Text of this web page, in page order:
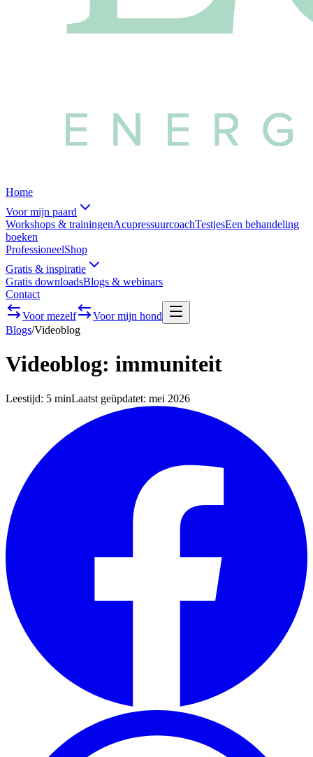
Home
Voor mijn paard
Workshops & trainingenAcupressuurcoachTestjesEen behandeling
boeken
ProfessioneelShop
Gratis & inspiratie
Gratis downloadsBlogs & webinars
Contact
Voor mezelf
Voor mijn hond
Blogs/Videoblog
Videoblog: immuniteit
Leestijd: 5 minLaatst geüpdatet: mei 2026